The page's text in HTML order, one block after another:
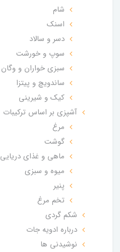
شام
اسنک
دسر و سالاد
سوپ و خورشت
سبزی خواران و وگان
ساندویچ و پیتزا
کیک و شیرینی
آشپزی بر اساس ترکیبات
مرغ
گوشت
ماهی و غذای دریایی
میوه و سبزی
پنیر
تخم مرغ
شکم گردی
درباره ادویه جات
نوشیدنی ها